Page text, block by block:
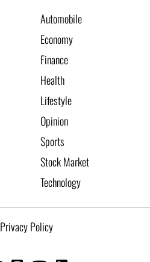
Automobile
Economy
Finance
Health
Lifestyle
Opinion
Sports
Stock Market
Technology
Privacy Policy